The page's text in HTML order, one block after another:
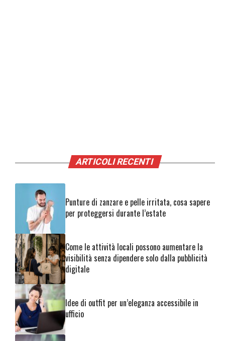
ARTICOLI RECENTI
Punture di zanzare e pelle irritata, cosa sapere
per proteggersi durante l’estate
Come le attività locali possono aumentare la
visibilità senza dipendere solo dalla pubblicità
digitale
Idee di outfit per un’eleganza accessibile in
ufficio